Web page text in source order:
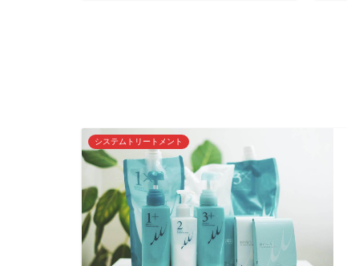
システムトリートメント